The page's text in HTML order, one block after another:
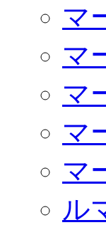
マ
マ
マ
マ
マ
ル